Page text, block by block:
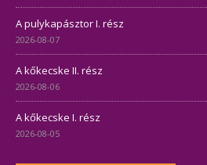
A pulykapásztor I. rész
2026-08-07
A kőkecske II. rész
2026-08-06
A kőkecske I. rész
2026-08-05